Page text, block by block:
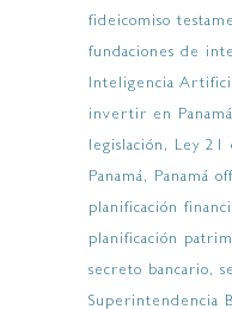
fideicomiso
fundaciones de
Inteligencia
invertir en Panamá
legislación
Ley 21
Panamá
Panamá
planificación
planificación
secreto bancario
Superintendencia